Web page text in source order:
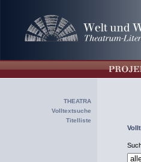
THEATRA
Volltextsuche
Titelliste